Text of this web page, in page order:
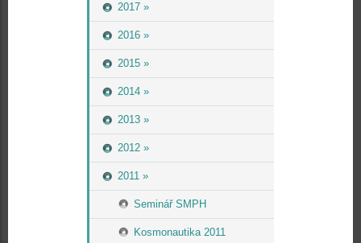
2017 »
2016 »
2015 »
2014 »
2013 »
2012 »
2011 »
Seminář SMPH
Kosmonautika 2011